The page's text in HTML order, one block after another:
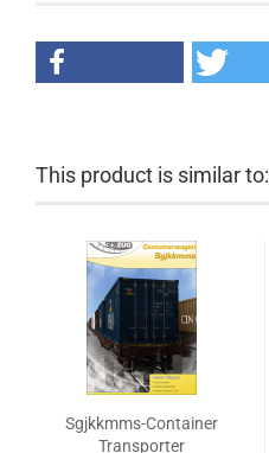
This product is similar to:
Sgjkkmms-Container
Transporter